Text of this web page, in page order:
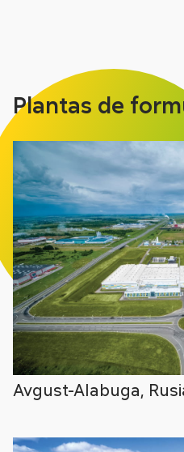
Plantas de
Avgust-Alabuga,